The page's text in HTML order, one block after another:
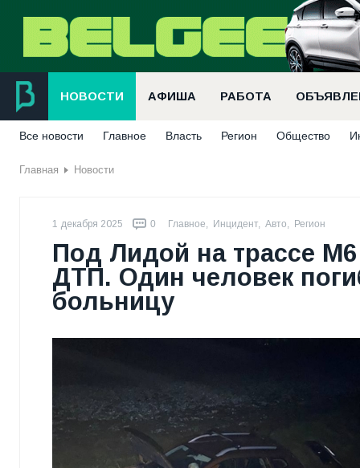
НОВОСТИ АФИША РАБОТА
Все новости Главное Власть Регион Общество
Главная Новости
1 декабря 2025 0 Главное, Инцидент, Авто, Регион
Под Лидой на трассе
ДТП. Один человек
больницу